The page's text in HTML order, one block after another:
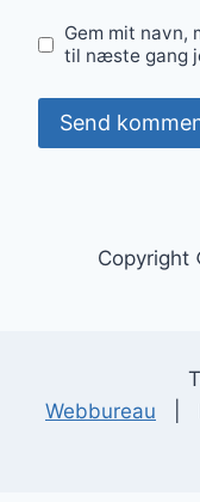
Gem mit navn,
til næste gang
Copyright
Webbureau |